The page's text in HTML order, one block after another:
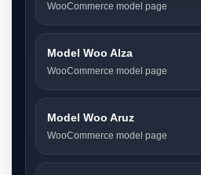
WooCommerce model page
Model Woo Alza
WooCommerce model page
Model Woo Aruz
WooCommerce model page